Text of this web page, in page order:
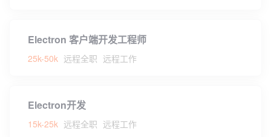
Electron 客户端开发工程师
25k-50k 远程全职 远程工作
Electron开发
15k-25k 远程全职 远程工作